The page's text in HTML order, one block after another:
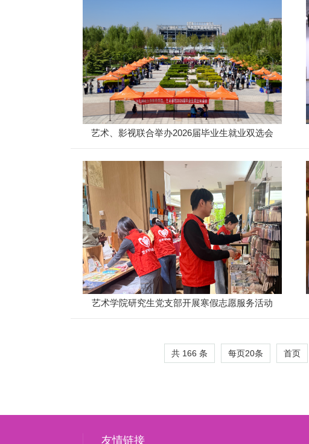
艺术、影视联合举办2026届毕业生就业双选会
艺术学院研究生党支部开展寒假志愿服务活动
共 166 条 每页20条 首页
友情链接